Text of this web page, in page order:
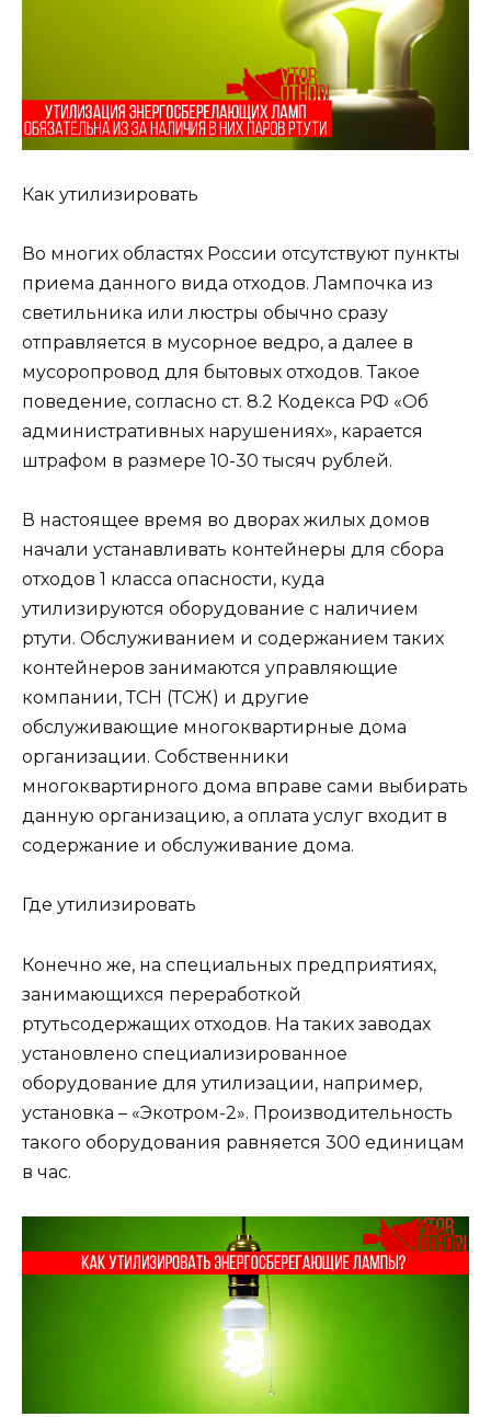
Как утилизировать
Во многих областях России отсутствуют пункты
приема данного вида отходов. Лампочка из
светильника или люстры обычно сразу
отправляется в мусорное ведро, а далее в
мусоропровод для бытовых отходов. Такое
поведение, согласно ст. 8.2 Кодекса РФ «Об
административных нарушениях», карается
штрафом в размере 10-30 тысяч рублей.
В настоящее время во дворах жилых домов
начали устанавливать контейнеры для сбора
отходов 1 класса опасности, куда
утилизируются оборудование с наличием
ртути. Обслуживанием и содержанием таких
контейнеров занимаются управляющие
компании, ТСН (ТСЖ) и другие
обслуживающие многоквартирные дома
организации. Собственники
многоквартирного дома вправе сами выбирать
данную организацию, а оплата услуг входит в
содержание и обслуживание дома.
Где утилизировать
Конечно же, на специальных предприятиях,
занимающихся переработкой
ртутьсодержащих отходов. На таких заводах
установлено специализированное
оборудование для утилизации, например,
установка – «Экотром-2». Производительность
такого оборудования равняется 300 единицам
в час.